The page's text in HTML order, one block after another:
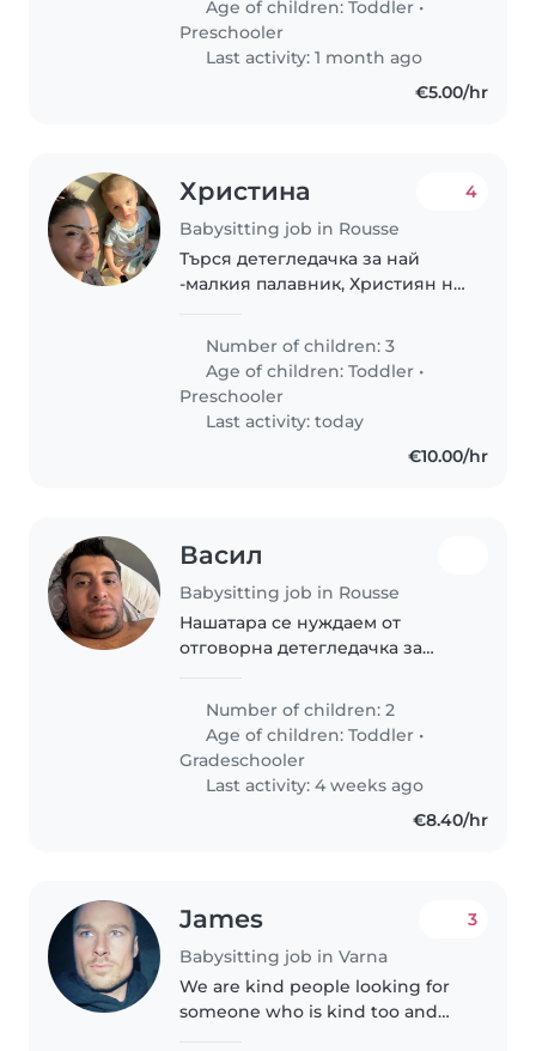
енергични, любопитни и
творчески. Искаме..
Age of children:Toddler •
Preschooler
Last activity: 1 month ago
€5.00/hr
Христина
Babysitting job in Rousse
4
Търся детегледачка за най
-малкия палавник, Християн на
Number of children: 3
Age of children:Toddler •
Preschooler
Last activity: today
€10.00/hr
Васил
Babysitting job in Rousse
Нашатара се нуждаем от
отговорна детегледачка за
любознателно тригодишно и
спортно деветгодишно момче.
Предпочитаме лице, удобно с
готвенето и леката домакинска
работа...
Number of children: 2
Age of children:Toddler •
Gradeschooler
Last activity: 4 weeks ago
€8.40/hr
James
Babysitting job in Varna
3
We are kind people looking for
someone who is kind too and